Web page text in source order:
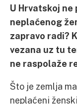
U Hrvatskoj
neplaćenog
zapravo radi?
vezana uz tu
ne raspolaže
Što je zemlja
neplaćeni